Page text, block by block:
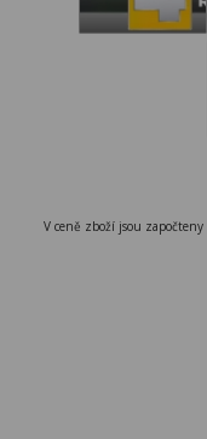
V ceně zboží jsou